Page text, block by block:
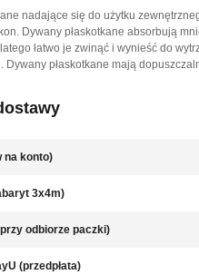
nadające się do użytku
Dywany płaskotkane absorbują
łatwo je zwinąć i wynieść do
płaskotkane mają
na konto)
3x4m)
odbiorze paczki)
(przedpłata)